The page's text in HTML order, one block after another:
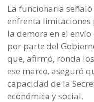
La funcionaria
enfrenta
la demora en el
por parte del
que, afirmó, ronda
ese marco, aseguró
capacidad de la
económica y social.